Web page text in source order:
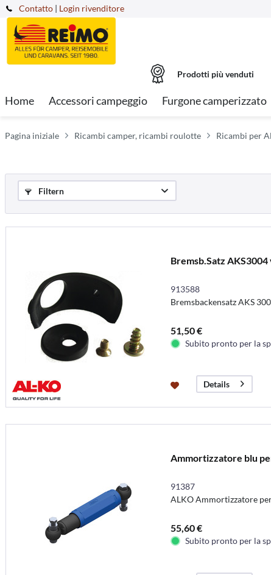
Contatto | Login rivenditore
Prodotti più venduti
Home Accessori campeggio Furgone camperizzato
Pagina iniziale Ricambi camper, ricambi roulotte Ricambi per
Filtern
Bremsb.Satz AKS3004
913588
Bremsbackensatz AKS
51,50 €
Subito pronto per la
Details
Ammortizzatore blu
91387
ALKO Ammortizzatore
55,60 €
Subito pronto per la